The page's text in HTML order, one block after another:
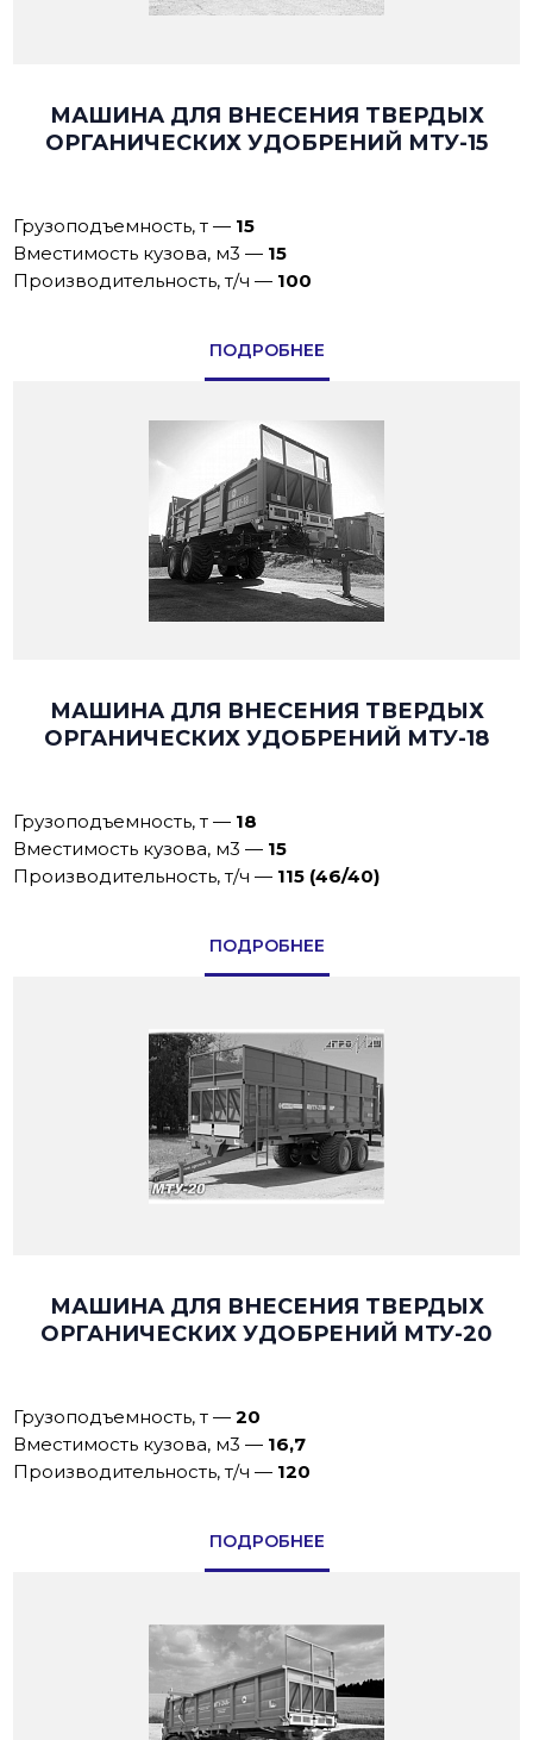
МАШИНА ДЛЯ ВНЕСЕНИЯ ТВЕРДЫХ
ОРГАНИЧЕСКИХ УДОБРЕНИЙ МТУ-15
Грузоподъемность, т — 15
Вместимость кузова, м3 — 15
Производительность, т/ч — 100
ПОДРОБНЕЕ
МАШИНА ДЛЯ ВНЕСЕНИЯ ТВЕРДЫХ
ОРГАНИЧЕСКИХ УДОБРЕНИЙ МТУ-18
Грузоподъемность, т— 18
Вместимость кузова, м3 — 15
Производительность, т/ч— 115 (46/40)
ПОДРОБНЕЕ
МАШИНА ДЛЯ ВНЕСЕНИЯ ТВЕРДЫХ
ОРГАНИЧЕСКИХ УДОБРЕНИЙ МТУ-20
Грузоподъемность, т—20
Вместимость кузова, м3 — 16,7
Производительность, т/ч— 120
ПОДРОБНЕЕ